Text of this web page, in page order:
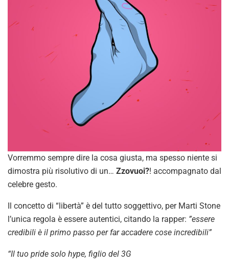
Vorremmo sempre dire la cosa giusta, ma spesso niente si
dimostra più risolutivo di un… Zzovuoi?! accompagnato dal
celebre gesto.
Il concetto di “libertà” è del tutto soggettivo, per Marti Stone
l’unica regola è essere autentici, citando la rapper: ”essere
credibili è il primo passo per far accadere cose incredibili”
“Il tuo pride solo hype, figlio del 3G